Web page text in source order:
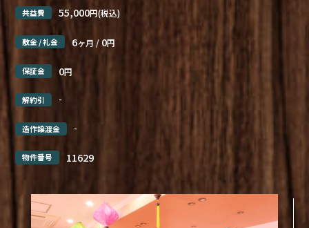
共益費 55,000円(税込)
敷金 / 礼金 6ヶ月 / 0円
保証金 0円
解約引 -
造作譲渡金 -
物件番号 11629